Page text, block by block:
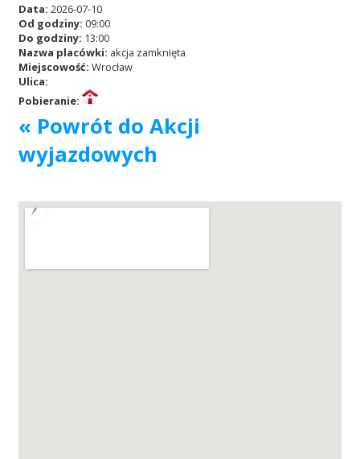
RCKiK
Akcje wyjazdowe
Krwiodawcy
Szpitale
Data: 2026-07-10
Od godziny: 09:00
Do godziny: 13:00
Nazwa placówki: akcja zamknięta
Miejscowość: Wrocław
Ulica:
Pobieranie:
« Powrót do Akcji
wyjazdowych